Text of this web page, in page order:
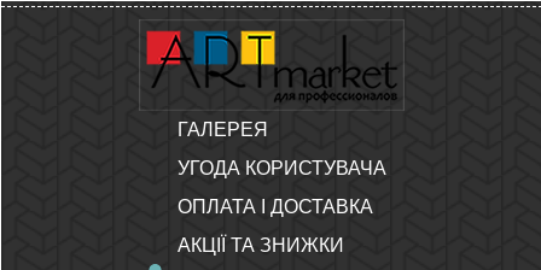
ГАЛЕРЕЯ
УГОДА КОРИСТУВАЧА
ОПЛАТА І ДОСТАВКА
АКЦІЇ ТА ЗНИЖКИ